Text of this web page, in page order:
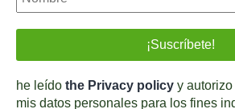
he leído the Privacy policy y
mis datos personales para los fines